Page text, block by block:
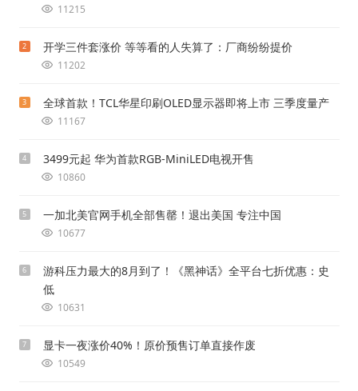
11215
2 开学三件套涨价 等等看的人失算了：厂商纷纷提价
11202
3 全球首款！TCL华星印刷OLED显示器即将上市 三季度量产
11167
4 3499元起 华为首款RGB-MiniLED电视开售
10860
5 一加北美官网手机全部售罄！退出美国 专注中国
10677
6
游科压力最大的8月到了！《黑神话》全平台七折优惠：史
低
10631
7 显卡一夜涨价40%！原价预售订单直接作废
10549